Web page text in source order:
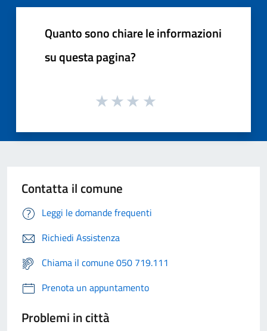
Quanto sono chiare le informazioni
su questa pagina?
Contatta il comune
Leggi le domande frequenti
Richiedi Assistenza
Chiama il comune 050 719.111
Prenota un appuntamento
Problemi in città